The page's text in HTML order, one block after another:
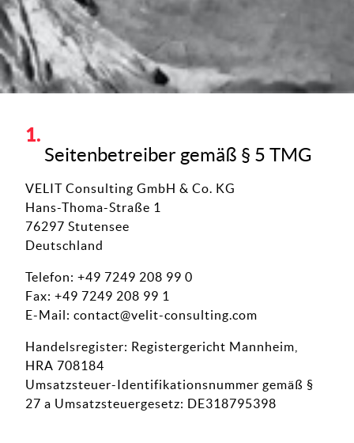
Seitenbetreiber gemäß § 5 TMG
VELIT Consulting GmbH & Co. KG
Hans-Thoma-Straße 1
76297 Stutensee
Deutschland
Telefon: +49 7249 208 99 0
Fax: +49 7249 208 99 1
E-Mail: contact@velit-consulting.com
Handelsregister: Registergericht Mannheim,
HRA 708184
Umsatzsteuer-Identifikationsnummer gemäß §
27 a Umsatzsteuergesetz: DE318795398